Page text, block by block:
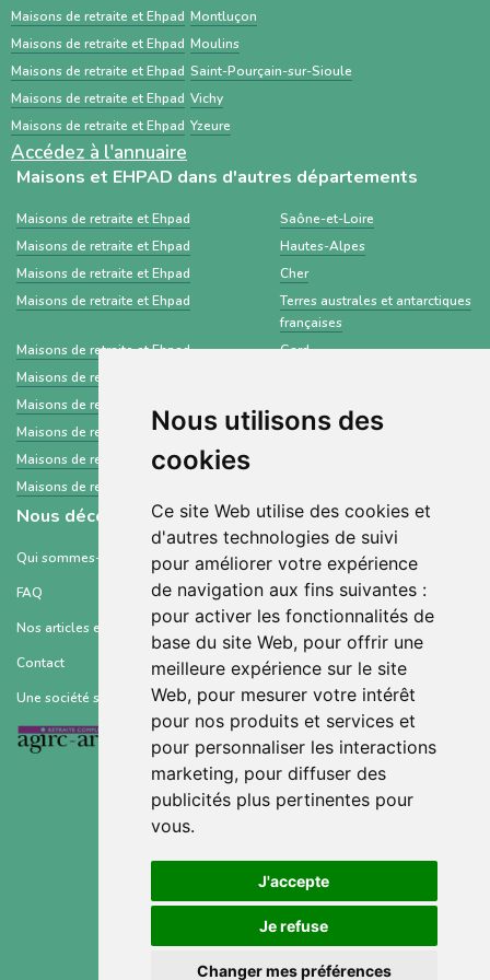
Nous utilisons des
cookies
Ce site Web utilise des cookies et
d'autres technologies de suivi
pour améliorer votre expérience
de navigation aux fins suivantes :
pour activer les fonctionnalités de
base du site Web, pour offrir une
meilleure expérience sur le site
Web, pour mesurer votre intérêt
pour nos produits et services et
pour personnaliser les interactions
marketing, pour diffuser des
publicités plus pertinentes pour
vous.
J'accepte
Je refuse
Changer mes préférences
établissements médico-sociaux via un dossier
standardisé.
Maisons de retraite et Ehpad Montluçon
Maisons de retraite et Ehpad Moulins
Maisons de retraite et Ehpad Saint-Pourçain-sur-Sioule
Maisons de retraite et Ehpad Vichy
Maisons de retraite et Ehpad Yzeure
Accédez à l'annuaire
Maisons et EHPAD dans d'autres départements
Maisons de retraite et Ehpad
Saône-et-Loire
Maisons de retraite et Ehpad
Hautes-Alpes
Maisons de retraite et Ehpad
Cher
Maisons de retraite et Ehpad
Terres australes et antarctiques
françaises
Maisons de retraite et Ehpad
Gard
Maisons de retraite et Ehpad
Maisons de retraite et Ehpad
Maisons de retraite et Ehpad
Deux-Sèvres
Maisons de retraite et Ehpad
Maisons de retraite et Ehpad
Nous découvrir
Qui sommes-nous ?
FAQ
Nos articles et ressources
Contact
Une société soutenue par :
Conditions générales d’utilisation
Mentions légales